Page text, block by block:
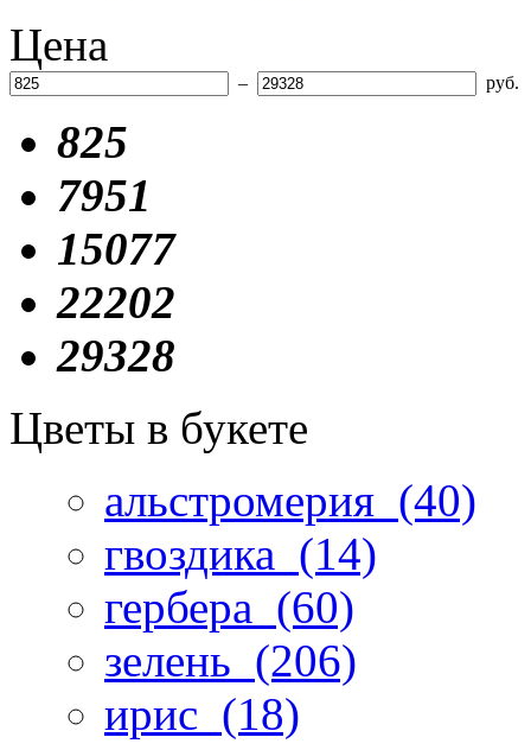
Цена
– руб.
825
7951
15077
22202
29328
Цветы в букете
альстромерия (40)
гвоздика (14)
гербера (60)
зелень (206)
ирис (18)